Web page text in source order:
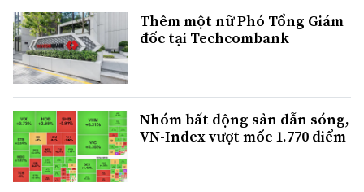
Thêm một nữ Phó Tổng Giám
đốc tại Techcombank
Nhóm bất động sản dẫn sóng,
VN-Index vượt mốc 1.770 điểm